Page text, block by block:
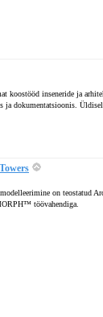
koostööd inseneride ja
dokumentatsioonis.
on
töövahendiga.